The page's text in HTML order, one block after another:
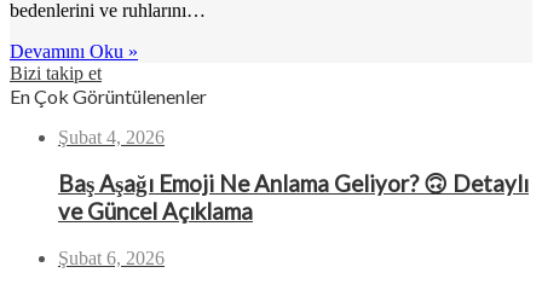
bedenlerini ve ruhlarını…
Devamını Oku »
Bizi takip et
En Çok Görüntülenenler
Şubat 4, 2026
Baş Aşağı Emoji Ne Anlama Geliyor? 🙃 Detaylı
ve Güncel Açıklama
Şubat 6, 2026